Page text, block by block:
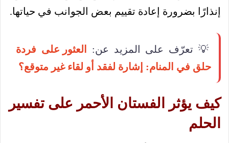
إنذارًا بضرورة إعادة تقييم بعض الجوانب في حياتها.
💡 تعرّف على المزيد عن:
العثور على فردة
حلق في المنام: إشارة لفقد أو لقاء غير متوقع؟
كيف يؤثر الفستان الأحمر على تفسير
الحلم